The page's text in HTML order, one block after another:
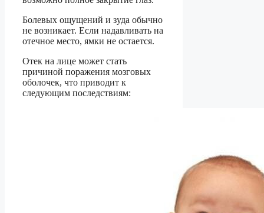
Болевых ощущений и зуда обычно
не возникает. Если надавливать на
отечное место, ямки не остается.
Отек на лице может стать
причиной поражения мозговых
оболочек, что приводит к
следующим последствиям: